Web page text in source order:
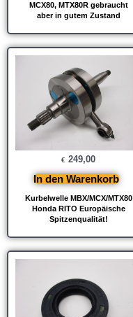
MCX80, MTX80R gebraucht
aber in gutem Zustand
Kurbelwelle MBX/MCX/MTX80
Honda RITO Europäische
Spitzenqualität!
€ 249,00
In den Warenkorb